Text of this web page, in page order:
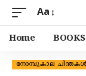
Aa
Home BOOKS
നോമ്പുകാല ചിന്തകൾ